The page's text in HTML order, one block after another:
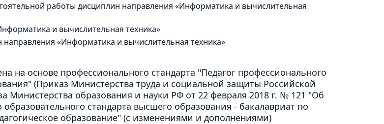
работы дисциплин направления «Информатика и вычислительная
и вычислительная техника»
«Информатика и вычислительная техника»
на основе профессионального стандарта "Педагог профессионального
(Приказ Министерства труда и социальной защиты Российской
Министерства образования и науки РФ от 22 февраля 2018 г. № 121 "Об
стандарта высшего образования - бакалавриат по
образование" (с изменениями и дополнениями)